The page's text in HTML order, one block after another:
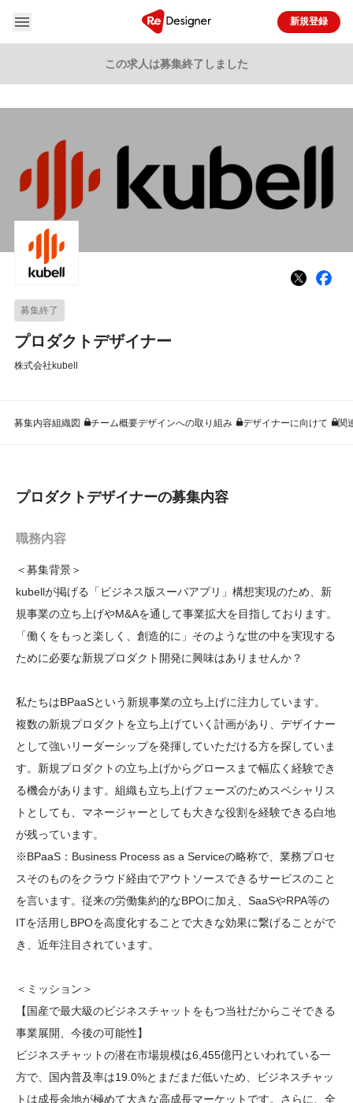
 新規登録
この求人は募集終了しました
募集終了
プロダクトデザイナー
株式会社kubell
募集内容組織図 チーム概要デザインへの取り組み デザイナーに向けて 関
プロダクトデザイナーの募集内容
職務内容
＜募集背景＞
kubellが掲げる「ビジネス版スーパアプリ」構想実現のため、新
規事業の立ち上げやM&Aを通して事業拡大を目指しております。
「働くをもっと楽しく、創造的に」そのような世の中を実現する
ために必要な新規プロダクト開発に興味はありませんか？
私たちはBPaaSという新規事業の立ち上げに注力しています。
複数の新規プロダクトを立ち上げていく計画があり、デザイナー
として強いリーダーシップを発揮していただける方を探していま
す。新規プロダクトの立ち上げからグロースまで幅広く経験でき
る機会があります。組織も立ち上げフェーズのためスペシャリス
トとしても、マネージャーとしても大きな役割を経験できる白地
が残っています。
※BPaaS：Business Process as a Serviceの略称で、業務プロセ
スそのものをクラウド経由でアウトソースできるサービスのこと
を言います。従来の労働集約的なBPOに加え、SaaSやRPA等の
ITを活用しBPOを高度化することで大きな効果に繋げることがで
き、近年注目されています。
＜ミッション＞
【国産で最大級のビジネスチャットをもつ当社だからこそできる
事業展開、今後の可能性】
ビジネスチャットの潜在市場規模は6,455億円といわれている一
方で、国内普及率は19.0%とまだまだ低いため、ビジネスチャッ
トは成長余地が極めて大きな高成長マーケットです。さらに、全